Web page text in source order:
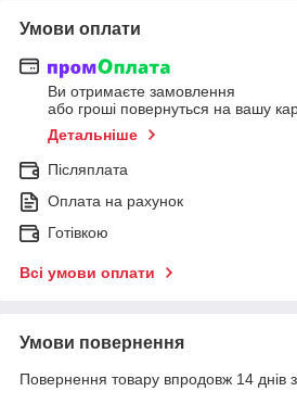
Умови оплати
Ви отримаєте замовлення
або гроші повернуться на вашу
Детальніше
Післяплата
Оплата на рахунок
Готівкою
Всі умови оплати
Умови повернення
Повернення товару впродовж 14 днів